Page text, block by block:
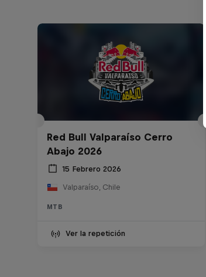
Red Bull Valparaíso Cerro
Abajo 2026
15 Febrero 2026
Valparaíso, Chile
MTB
Ver la repetición